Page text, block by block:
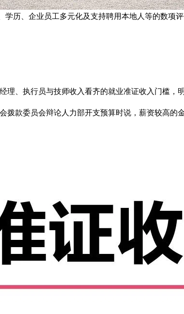
历、企业员工多元化及支持聘用本地人等的数项
、执行员与技师收入看齐的就业准证收入门槛，
款委员会辩论人力部开支预算时说，薪资较高的